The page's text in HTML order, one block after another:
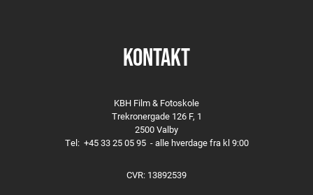
KONTAKT
KBH Film & Fotoskole
Trekronergade 126 F, 1
2500 Valby
Tel: +45 33 25 05 95- alle hverdage fra kl 9:00
CVR: 13892539